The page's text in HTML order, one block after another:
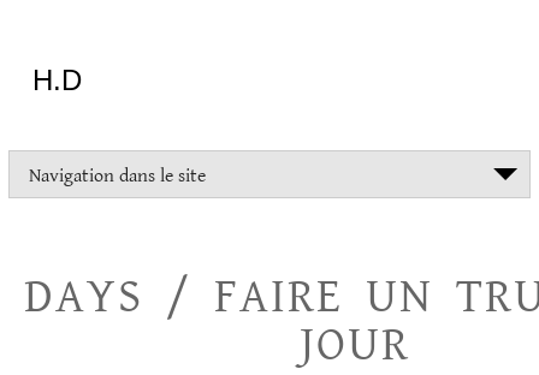
H.D
tout
essayer
Navigation dans le site
DAYS / FAIRE UN
JOUR